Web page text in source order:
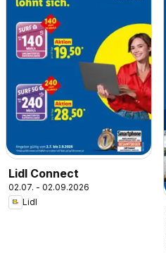
Lidl Connect
02.07. - 02.09.2026
Lidl